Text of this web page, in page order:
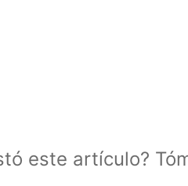
este artículo?